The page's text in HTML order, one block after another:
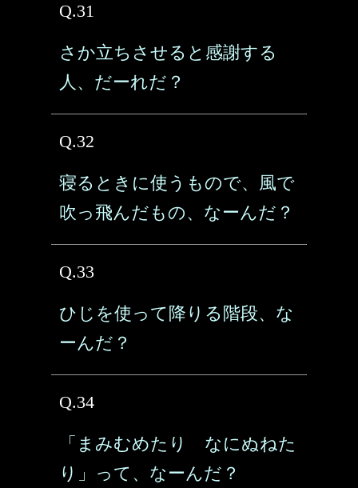
Q.31
さか立ちさせると感謝する
人、だーれだ？
Q.32
寝るときに使うもので、風で
吹っ飛んだもの、なーんだ？
Q.33
ひじを使って降りる階段、な
ーんだ？
Q.34
「まみむめたり なにぬねた
り」って、なーんだ？